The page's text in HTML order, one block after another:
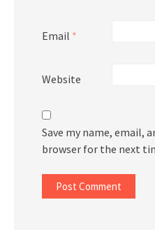
Email *
Website
Save my name, email,
browser for the next